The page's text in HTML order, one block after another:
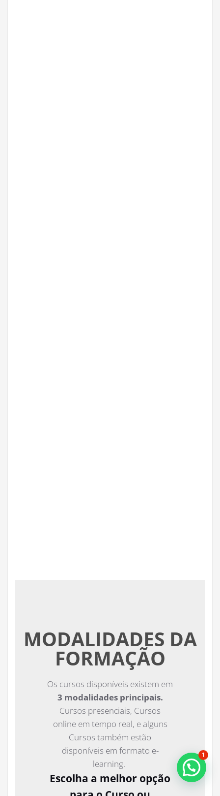
MODALIDADES DA
FORMAÇÃO
Os cursos disponíveis existem em
3 modalidades principais.
Cursos presenciais, Cursos
online em tempo real, e alguns
Cursos também estão
disponíveis em formato e-
learning.
Escolha a melhor opção
1